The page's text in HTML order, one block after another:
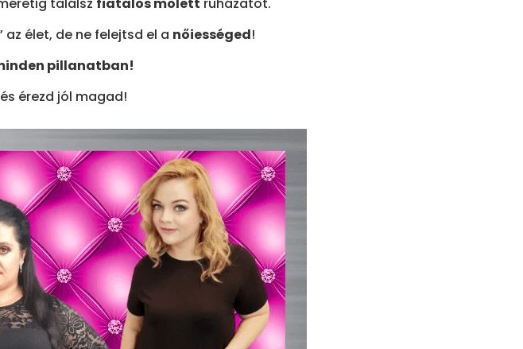
az élet, de ne felejtsd el a nőiességed!
pillanatban!
érezd jól magad!